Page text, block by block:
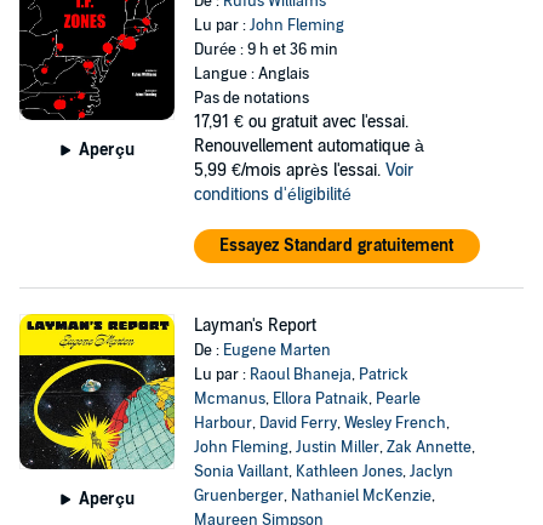
Aperçu
Lu par :John Fleming
Durée : 9 h et 36 min
Langue : Anglais
Pas de notations
17,91 € ou gratuit avec l'essai.
Renouvellement automatique à
5,99 €/mois après l'essai. Voir
conditions d'éligibilité
Essayez Standard gratuitement
Aperçu
Layman's Report
De : Eugene Marten
Lu par : Raoul Bhaneja, Patrick
Mcmanus, Ellora Patnaik, Pearle
Harbour, David Ferry,Wesley French,
John Fleming,Justin Miller,Zak Annette,
Sonia Vaillant, Kathleen Jones,Jaclyn
Gruenberger, Nathaniel McKenzie,
Maureen Simpson